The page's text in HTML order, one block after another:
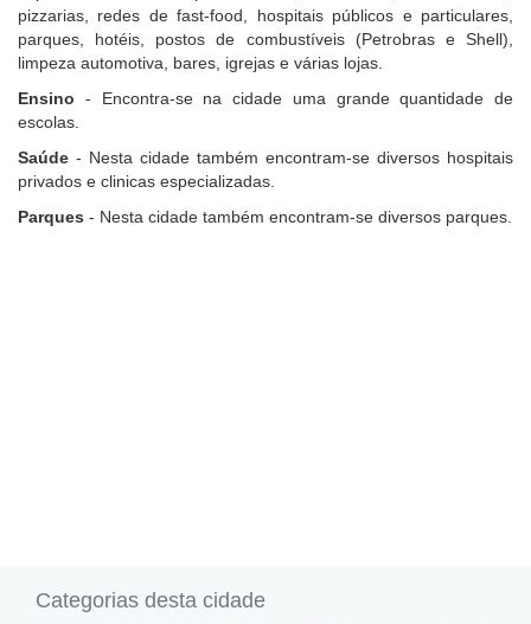
pizzarias, redes de fast-food, hospitais públicos e particulares,
parques, hotéis, postos de combustíveis (Petrobras e Shell),
limpeza automotiva, bares, igrejas e várias lojas.
Ensino - Encontra-se na cidade uma grande quantidade de
escolas.
Saúde - Nesta cidade também encontram-se diversos hospitais
privados e clinicas especializadas.
Parques - Nesta cidade também encontram-se diversos parques.
Categorias desta cidade